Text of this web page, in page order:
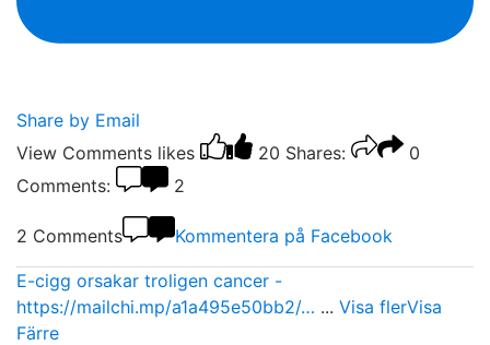
Share by Email
View Comments likes 20 Shares:
0
Comments:
2
2 Comments Kommentera på Facebook
E-cigg orsakar troligen cancer -
https://mailchi.mp/a1a495e50bb2/… ... Visa flerVisa
Färre